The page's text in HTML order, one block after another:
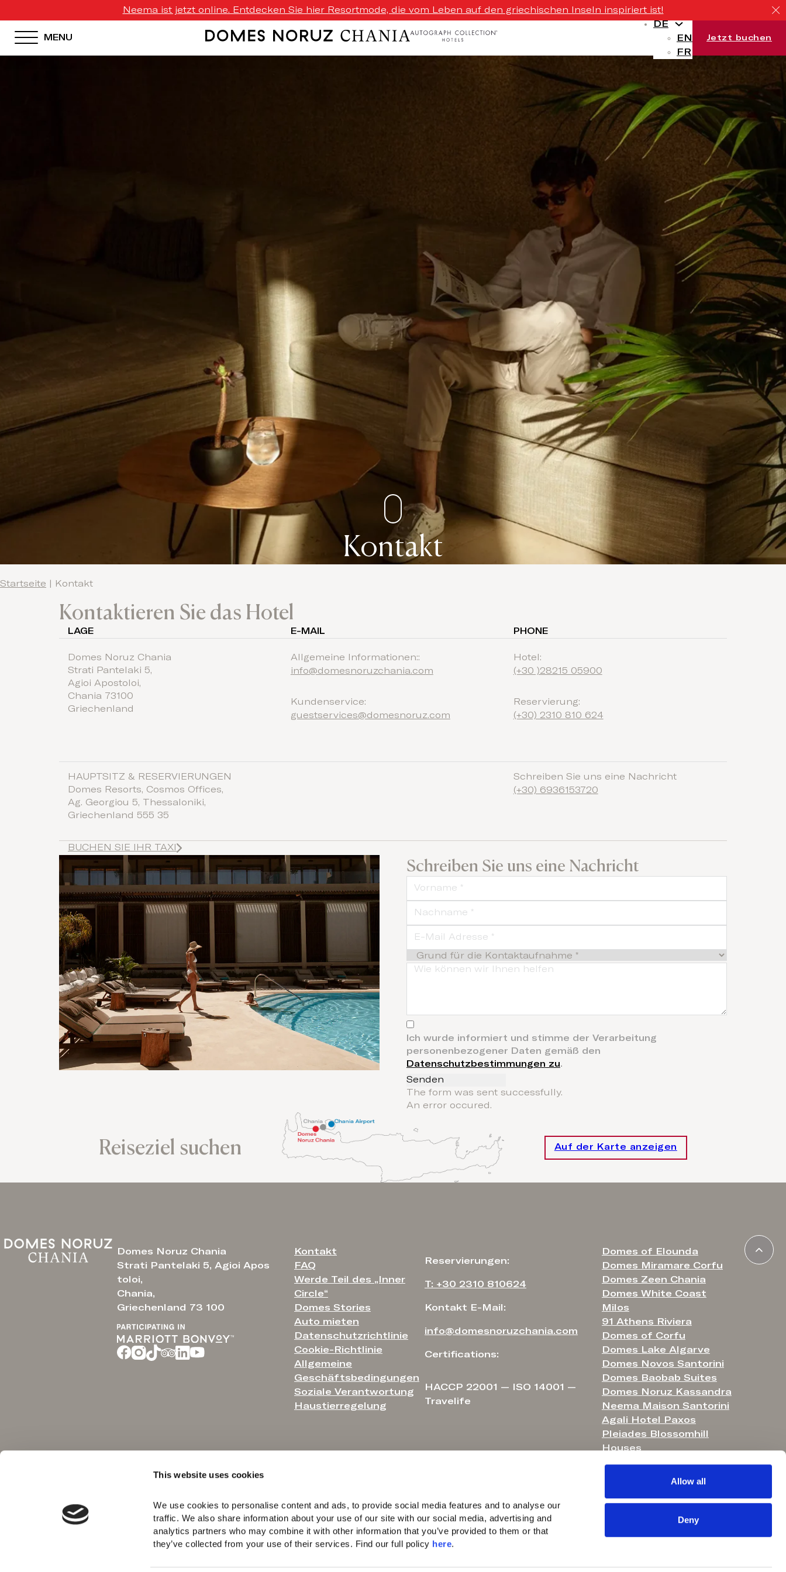
This website uses cookies
We use cookies to personalise content and ads, to provide social media features and to analyse our
traffic. We also share information about your use of our site with our social media, advertising and
analytics partners who may combine it with other information that you’ve provided to them or that
they’ve collected from your use of their services. Find our full policy here.
Allow all
Deny
Neema ist jetzt online. Entdecken Sie hier Resortmode, die vom Leben auf den griechischen Inseln inspiriert ist!
MENU
DE
EN
FR
Jetzt buchen
Kontakt
Startseite Kontakt
Kontaktieren Sie das Hotel
LAGE
Domes Noruz Chania
Strati Pantelaki 5,
Agioi Apostoloi,
Chania 73100
Griechenland
HAUPTSITZ & RESERVIERUNGEN
Domes Resorts, Cosmos Offices,
Ag. Georgiou 5, Thessaloniki,
Griechenland 555 35
E-MAIL
Allgemeine Informationen::
info@domesnoruzchania.com
Kundenservice:
guestservices@domesnoruz.com
PHONE
Hotel:
(+30 )28215 05900
Reservierung:
(+30) 2310 810 624
Schreiben Sie uns eine Nachricht
(+30) 6936153720
BUCHEN SIE IHR TAXI
Schreiben Sie uns eine Nachricht
Ich wurde informiert und stimme der Verarbeitung
personenbezogener Daten gemäß den
Datenschutzbestimmungen zu.
Senden
The form was sent successfully.
An error occured.
Reiseziel suchen Auf der Karte anzeigen
Domes Noruz Chania
Strati Pantelaki 5, Agioi Apos
toloi,
Chania,
Griechenland 73 100
Kontakt
FAQ
Werde Teil des „Inner
Circle“
Domes Stories
Auto mieten
Datenschutzrichtlinie
Cookie-Richtlinie
Allgemeine
Geschäftsbedingungen
Soziale Verantwortung
Haustierregelung
Reservierungen:
T: +30 2310 810624
Kontakt E-Mail:
info@domesnoruzchania.com
Certifications:
HACCP 22001 — ISO 14001 —
Travelife
Domes of Elounda
Domes Miramare Corfu
Domes Zeen Chania
Domes White Coast
Milos
91 Athens Riviera
Domes of Corfu
Domes Lake Algarve
Domes Novos Santorini
Domes Baobab Suites
Domes Noruz Kassandra
Neema Maison Santorini
Agali Hotel Paxos
Pleiades Blossomhill
Houses
Domes Aulūs Elounda
Aulūs Lindos Rhodes